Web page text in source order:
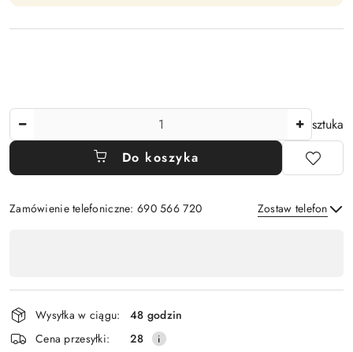
sztuka
Do koszyka
Zamówienie telefoniczne: 690 566 720 Zostaw telefon
płatność
i
dostawa
Wysyłka w ciągu:
48 godzin
Cena przesyłki:
28